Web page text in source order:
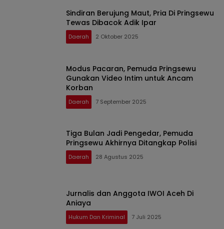
Sindiran Berujung Maut, Pria Di Pringsewu
Tewas Dibacok Adik Ipar
Daerah 2 Oktober 2025
Modus Pacaran, Pemuda Pringsewu
Gunakan Video Intim untuk Ancam
Korban
Daerah 7 September 2025
Tiga Bulan Jadi Pengedar, Pemuda
Pringsewu Akhirnya Ditangkap Polisi
Daerah 28 Agustus 2025
Jurnalis dan Anggota IWOI Aceh Di
Aniaya
Hukum Dan Kriminal 7 Juli 2025